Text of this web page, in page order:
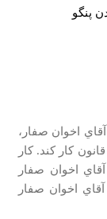
پنگو
اخوان صفار،
كار كند. كار
اخوان صفار
اخوان صفار